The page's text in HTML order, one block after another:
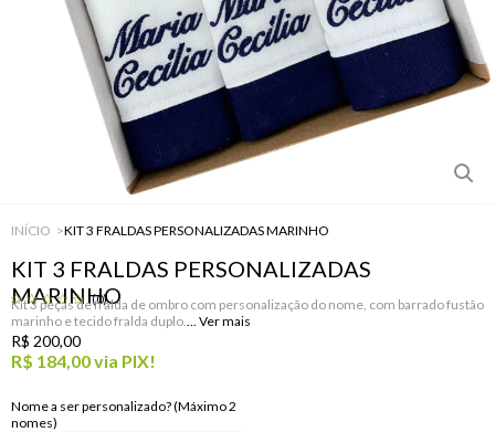
INÍCIO KIT 3 FRALDAS PERSONALIZADAS MARINHO
KIT 3 FRALDAS PERSONALIZADAS
MARINHO
(0)
Kit 3 peças de fralda de ombro com personalização do nome, com barrado fustão
marinho e tecido fralda duplo.
R$ 184,00via PIX!
R$ 200,00
Nome a ser personalizado? (Máximo 2
nomes)